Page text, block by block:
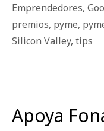
Emprendedores,
premios, pyme,
Silicon Valley, tips
Apoya